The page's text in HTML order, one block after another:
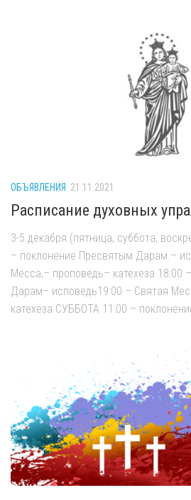
ОБЪЯВЛЕНИЯ 21.11.2021
Расписание духовных
3-5 декабря (пятница, суббота,
– поклонение Пресвятым Дарам.–
Месса,– проповедь– катехеза 18:00
Дарам– исповедь19:00 – Святая
катехеза СУББОТА 11:00 –